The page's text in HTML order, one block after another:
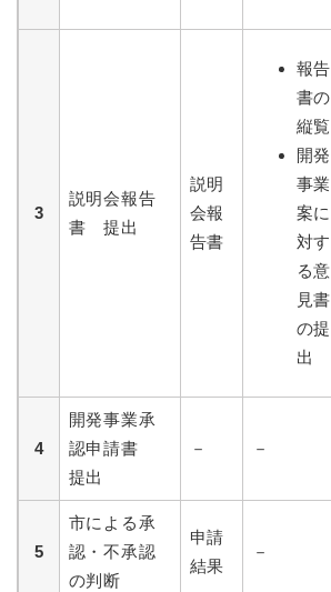
3
説明会報告
書 提出
説明
会報
告書
報告
書の
縦覧
開発
事業
案に
対す
る意
見書
の提
出
4
開発事業承
認申請書
提出
－ －
5
市による承
認・不承認
の判断
申請
結果
－